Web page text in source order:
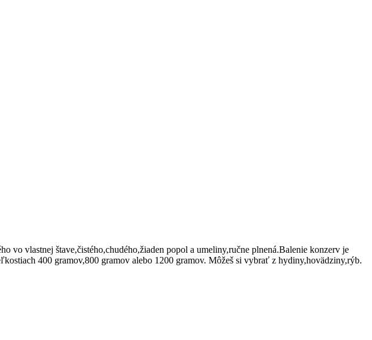
vo vlastnej štave,čistého,chudého,žiaden popol a umeliny,ručne plnená.Balenie konzerv je
400 gramov,800 gramov alebo 1200 gramov. Môžeš si vybrať z hydiny,hovädziny,rýb.